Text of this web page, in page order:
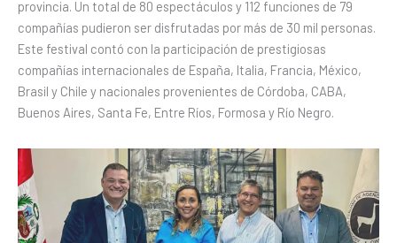
provincia. Un total de 80 espectáculos y 112 funciones de 79
compañías pudieron ser disfrutadas por más de 30 mil personas.
Este festival contó con la participación de prestigiosas
compañías internacionales de España, Italia, Francia, México,
Brasil y Chile y nacionales provenientes de Córdoba, CABA,
Buenos Aires, Santa Fe, Entre Ríos, Formosa y Río Negro.